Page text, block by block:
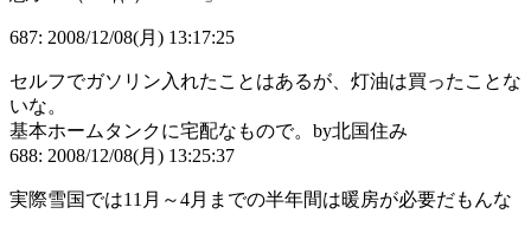
687: 2008/12/08(月) 13:17:25
セルフでガソリン入れたことはあるが、灯油は買ったことな
いな。
基本ホームタンクに宅配なもので。by北国住み
688: 2008/12/08(月) 13:25:37
実際雪国では11月～4月までの半年間は暖房が必要だもんな